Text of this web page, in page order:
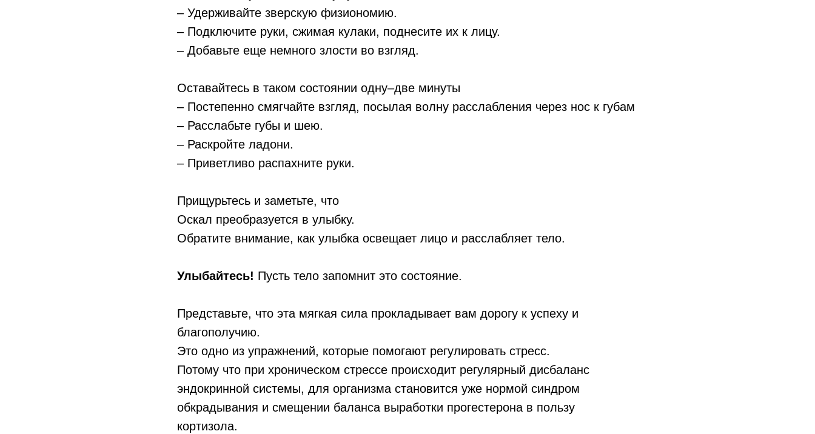
– Удерживайте зверскую физиономию.
– Подключите руки, сжимая кулаки, поднесите их к лицу.
– Добавьте еще немного злости во взгляд.
Оставайтесь в таком состоянии одну–две минуты
– Постепенно смягчайте взгляд, посылая волну расслабления через нос к губам
– Расслабьте губы и шею.
– Раскройте ладони.
– Приветливо распахните руки.
Прищурьтесь и заметьте, что
Оскал преобразуется в улыбку.
Обратите внимание, как улыбка освещает лицо и расслабляет тело.
Улыбайтесь! Пусть тело запомнит это состояние.
Представьте, что эта мягкая сила прокладывает вам дорогу к успеху и
благополучию.
Это одно из упражнений, которые помогают регулировать стресс.
Потому что при хроническом стрессе происходит регулярный дисбаланс
эндокринной системы, для организма становится уже нормой синдром
обкрадывания и смещении баланса выработки прогестерона в пользу
кортизола.